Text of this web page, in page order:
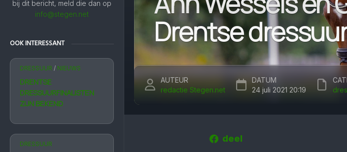
bij dit bericht, meld die dan op
info@stegen.net
OOK INTERESSANT
DRESSUUR / NIEUWS
DRENTSE
DRESSUURFINALISTEN
ZIJN BEKEND
DRESSUUR
Drentse
AUTEUR
redactie Stegen.net
DATUM
24 juli 2021 20:19
deel